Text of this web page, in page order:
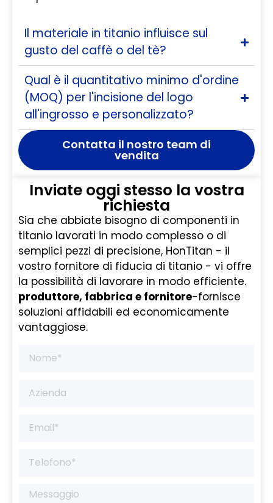
Il materiale in titanio influisce sul
gusto del caffè o del tè?
Qual è il quantitativo minimo d'ordine
(MOQ) per l'incisione del logo
all'ingrosso e personalizzato?
Contatta il nostro team di
vendita
Inviate oggi stesso la vostra
richiesta
Sia che abbiate bisogno di componenti in
titanio lavorati in modo complesso o di
semplici pezzi di precisione, HonTitan - il
vostro fornitore di fiducia di titanio - vi offre
la possibilità di lavorare in modo efficiente.
produttore, fabbrica e fornitore-fornisce
soluzioni affidabili ed economicamente
vantaggiose.